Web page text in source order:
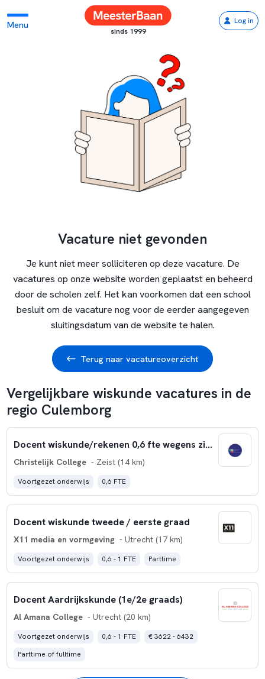
Menu
sinds 1999
Log in
Vacature niet gevonden
Je kunt niet meer solliciteren op deze vacature. De
vacatures op onze website worden geplaatst en beheerd
door de scholen zelf. Het kan voorkomen dat een school
besluit om de vacature nog voor de eerder aangegeven
sluitingsdatum van de website te halen.
Terug naar vacatureoverzicht
Vergelijkbare wiskunde vacatures in de
regio Culemborg
Docent wiskunde/rekenen 0,6 fte wegens ziektevervanging
Christelijk College - Zeist (14 km)
Voortgezet onderwijs 0,6 FTE
Docent wiskunde tweede / eerste graad
X11 media en vormgeving - Utrecht (17 km)
Voortgezet onderwijs 0,6 - 1 FTE Parttime
Docent Aardrijkskunde (1e/2e graads)
Al Amana College - Utrecht (20 km)
Voortgezet onderwijs 0,6 - 1 FTE
€ 3622 - 6432
Parttime of fulltime